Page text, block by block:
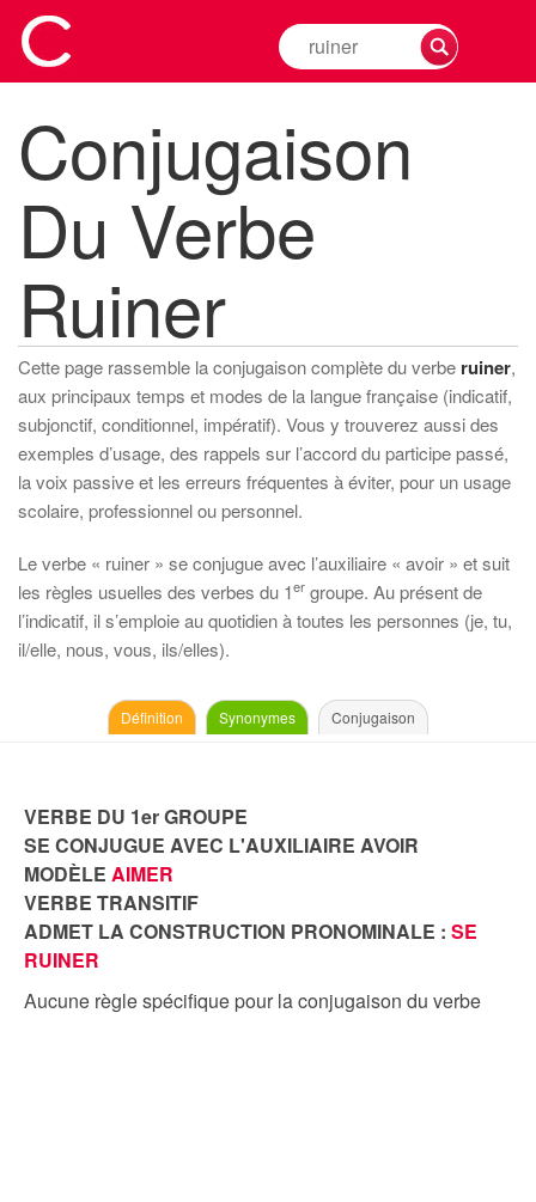
Rechercher
la
d'un
verbe
Conjugaison
Du Verbe
Ruiner
Cette page rassemble la conjugaison complète du verbe ruiner,
aux principaux temps et modes de la langue française (indicatif,
subjonctif, conditionnel, impératif). Vous y trouverez aussi des
exemples d’usage, des rappels sur l’accord du participe passé,
la voix passive et les erreurs fréquentes à éviter, pour un usage
scolaire, professionnel ou personnel.
Le verbe « ruiner » se conjugue avec l’auxiliaire « avoir » et suit
les règles usuelles des verbes du 1er groupe. Au présent de
l’indicatif, il s’emploie au quotidien à toutes les personnes (je, tu,
il/elle, nous, vous, ils/elles).
Définition Synonymes Conjugaison
VERBE DU 1er GROUPE
SE CONJUGUE AVEC L'AUXILIAIRE AVOIR
MODÈLE AIMER
VERBE TRANSITIF
ADMET LA CONSTRUCTION PRONOMINALE : SE
RUINER
Aucune règle spécifique pour la conjugaison du verbe